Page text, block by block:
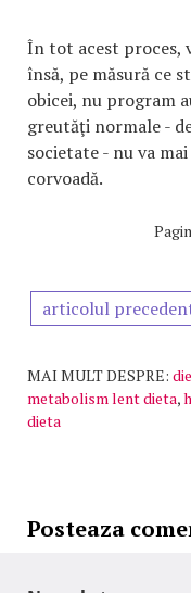
În tot acest proces,
însă, pe măsură ce
obicei, nu program
greutăţi normale -
societate - nu va
corvoadă.
articolul
MAI MULT DESPRE:
metabolism lent dieta,
dieta
Posteaza